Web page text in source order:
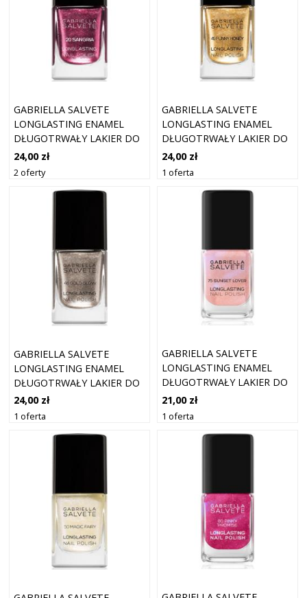
GABRIELLA SALVETE
LONGLASTING ENAMEL
DŁUGOTRWAŁY LAKIER DO
PAZNOKCI Z BROKATEM
ODCIEŃ 20 SANGRIA 11 ML
24,00 zł
2 oferty
GABRIELLA SALVETE
LONGLASTING ENAMEL
DŁUGOTRWAŁY LAKIER DO
PAZNOKCI Z BROKATEM
ODCIEŃ 49 FUNNY HONEY
24,00 zł
1 oferta
GABRIELLA SALVETE
LONGLASTING ENAMEL
DŁUGOTRWAŁY LAKIER DO
PAZNOKCI Z BROKATEM
ODCIEŃ 48 GOLD GLOW 11
24,00 zł
1 oferta
GABRIELLA SALVETE
LONGLASTING ENAMEL
DŁUGOTRWAŁY LAKIER DO
PAZNOKCI Z BROKATEM
ODCIEŃ 75 SUNSET LOVER
21,00 zł
1 oferta